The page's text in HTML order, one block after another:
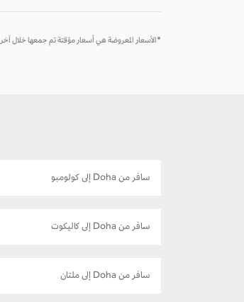
*الأسعار المعروضة هي أسعار مؤقتة تم جمعها خلال آخر 48 ساعة وقد لا تكون متاحة وقت الحجز
سافر من Doha إلى كولومبو
سافر من Doha إلى كاليكوت
سافر من Doha إلى ملتان